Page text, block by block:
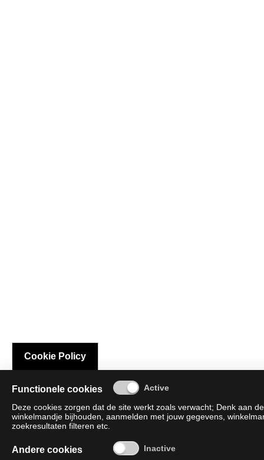
Cookie Policy
Functionele cookies
Deze cookies zorgen dat de site werkt zoals verwacht; Denk aan
winkelmandje bijhouden, aanmelden met jouw gegevens,
zoekresultaten filteren etc.
Andere cookies